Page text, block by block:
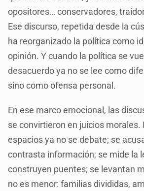
opositores… conservadores,
Ese discurso, repetida desde la
ha reorganizado la política como
opinión. Y cuando la política se
desacuerdo ya no se lee como
sino como ofensa personal.
En ese marco emocional, las
se convirtieron en juicios morales.
espacios ya no se debate; se
contrasta información; se mide la
construyen puentes; se levantan
no es menor: familias divididas,